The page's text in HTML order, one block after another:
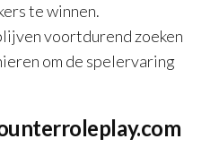
te winnen.
voortdurend zoeken
om de spelervaring